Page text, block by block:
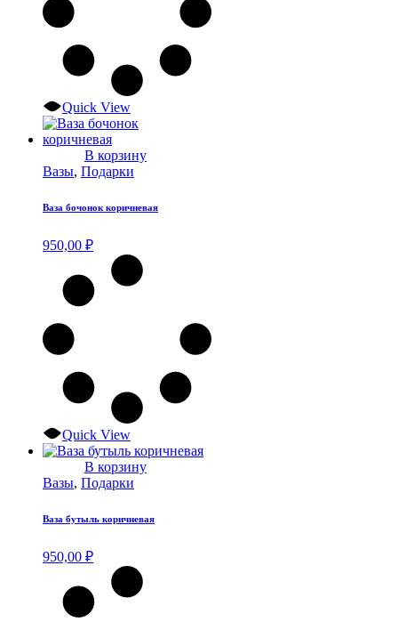
Quick View
В корзину
Вазы, Подарки
Ваза бочонок коричневая
950,00 ₽
Quick View
В корзину
Вазы, Подарки
Ваза бутыль коричневая
950,00 ₽